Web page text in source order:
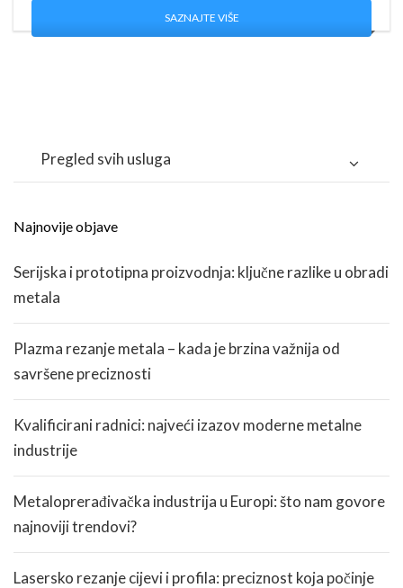
SAZNAJTE VIŠE
Pregled svih usluga
Najnovije objave
Serijska i prototipna proizvodnja: ključne razlike u obradi
metala
Plazma rezanje metala – kada je brzina važnija od
savršene preciznosti
Kvalificirani radnici: najveći izazov moderne metalne
industrije
Metaloprerađivačka industrija u Europi: što nam govore
najnoviji trendovi?
Lasersko rezanje cijevi i profila: preciznost koja počinje